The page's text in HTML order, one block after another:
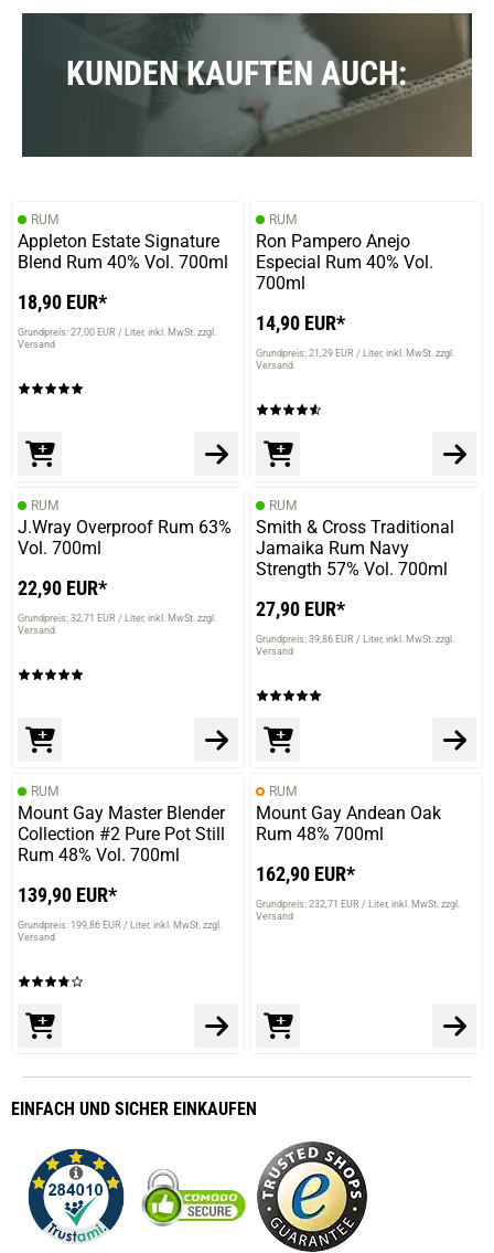
KUNDEN KAUFTEN AUCH:
RUM
Appleton Estate Signature
Blend Rum 40% Vol. 700ml
18,90 EUR*
Grundpreis: 27,00 EUR / Liter inkl. MwSt. zzgl.
Versand
RUM
Ron Pampero Anejo
Especial Rum 40% Vol.
700ml
14,90 EUR*
Grundpreis: 21,29 EUR / Liter inkl. MwSt. zzgl.
Versand
RUM
J.Wray Overproof Rum 63%
Vol. 700ml
22,90 EUR*
Grundpreis: 32,71 EUR / Liter inkl. MwSt. zzgl.
Versand
RUM
Smith & Cross Traditional
Jamaika Rum Navy
Strength 57% Vol. 700ml
27,90 EUR*
Grundpreis: 39,86 EUR / Liter inkl. MwSt. zzgl.
Versand
RUM
Mount Gay Master Blender
Collection #2 Pure Pot Still
Rum 48% Vol. 700ml
139,90 EUR*
Grundpreis: 199,86 EUR / Liter inkl. MwSt. zzgl.
Versand
RUM
Mount Gay Andean Oak
Rum 48% 700ml
162,90 EUR*
Grundpreis: 232,71 EUR / Liter inkl. MwSt. zzgl.
Versand
EINFACH UND SICHER EINKAUFEN